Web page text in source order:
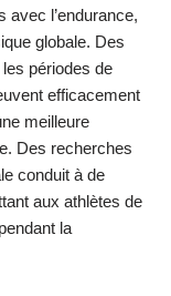
avec l’endurance,
globale. Des
périodes de
efficacement
meilleure
Des recherches
conduit à de
aux athlètes de
la